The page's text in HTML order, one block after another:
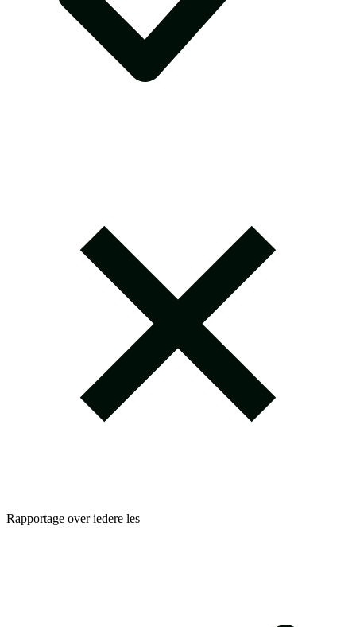
Rapportage over iedere les